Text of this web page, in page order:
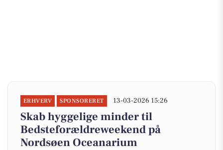
ERHVERV SPONSORERET 13-03-2026 15:26
Skab hyggelige minder til
Bedsteforældreweekend på
Nordsøen Oceanarium